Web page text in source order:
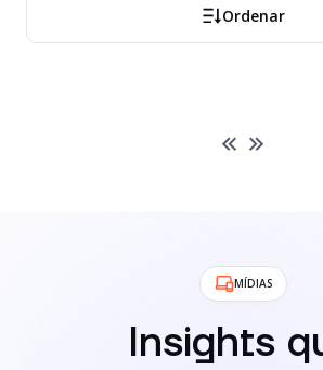
Ordenar
MÍDIAS
Insights